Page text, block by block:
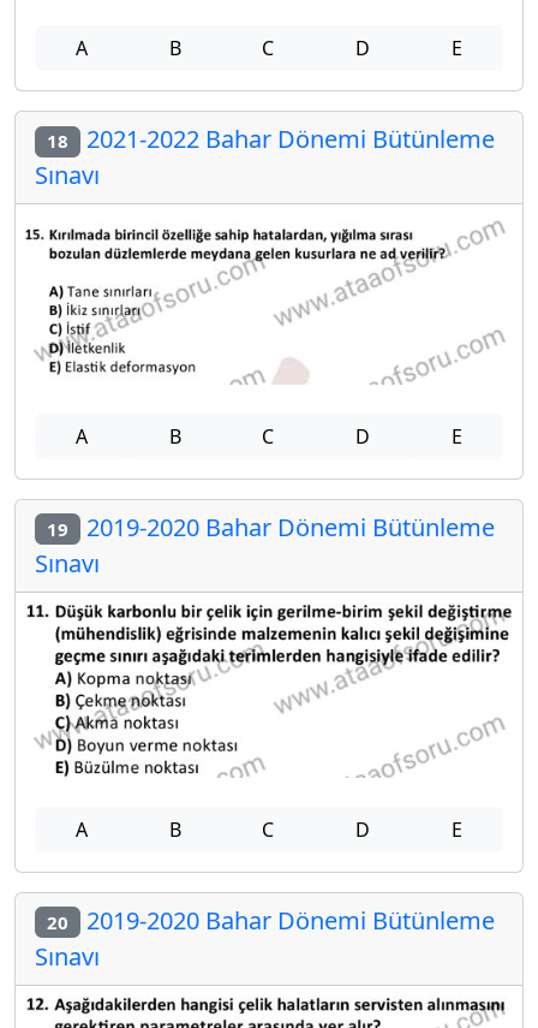
A B C D E
18 2021-2022 Bahar Dönemi Bütünleme
Sınavı
A B C D E
19 2019-2020 Bahar Dönemi Bütünleme
Sınavı
A B C D E
20 2019-2020 Bahar Dönemi Bütünleme
Sınavı